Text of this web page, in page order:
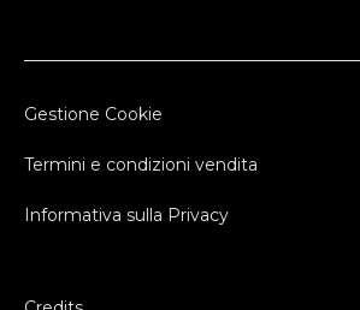
Gestione Cookie
Termini e condizioni vendita
Informativa sulla Privacy